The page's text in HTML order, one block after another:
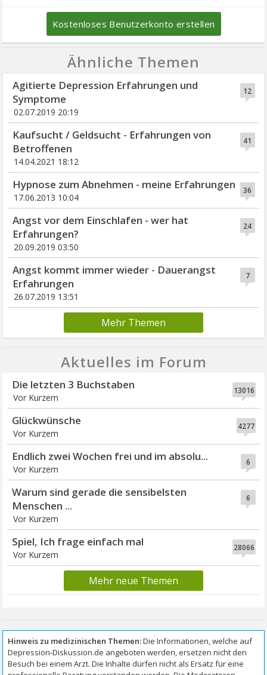
Kostenloses Benutzerkonto erstellen
Ähnliche Themen
12
Agitierte Depression Erfahrungen und
Symptome
02.07.2019 20:19
41
Kaufsucht / Geldsucht - Erfahrungen von
Betroffenen
14.04.2021 18:12
36
Hypnose zum Abnehmen - meine Erfahrungen
17.06.2013 10:04
24
Angst vor dem Einschlafen - wer hat
Erfahrungen?
20.09.2019 03:50
7
Angst kommt immer wieder - Dauerangst
Erfahrungen
26.07.2019 13:51
Mehr Themen
Aktuelles im Forum
13016
Die letzten 3 Buchstaben
Vor Kurzem
4277
Glückwünsche
Vor Kurzem
6
Endlich zwei Wochen frei und im absolu...
Vor Kurzem
6
Warum sind gerade die sensibelsten
Menschen ...
Vor Kurzem
28066
Spiel, Ich frage einfach mal
Vor Kurzem
Mehr neue Themen